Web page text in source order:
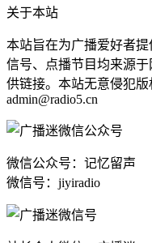
关于本站
本站旨在为广播爱好者
信号、点播节目均来源
供链接。本站无意侵犯版
admin@radio5.cn
微信公众号：记忆留声
微信号：jiyiradio